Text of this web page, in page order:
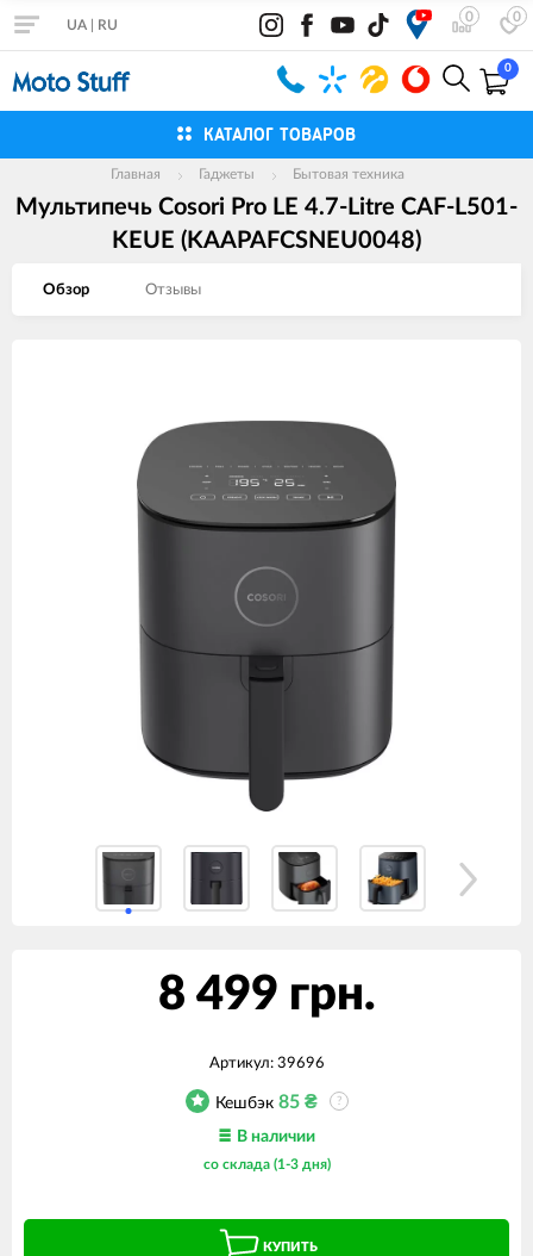
0 0
UA RU
0
КАТАЛОГ ТОВАРОВ
Главная Гаджеты Бытовая техника
Мультипечь Cosori Pro LE 4.7-Litre CAF-L501-
KEUE (KAAPAFCSNEU0048)
Обзор Отзывы
8 499 грн.
Артикул: 39696
Кешбэк 85₴ ?
В наличии
со склада (1-3 дня)
КУПИТЬ